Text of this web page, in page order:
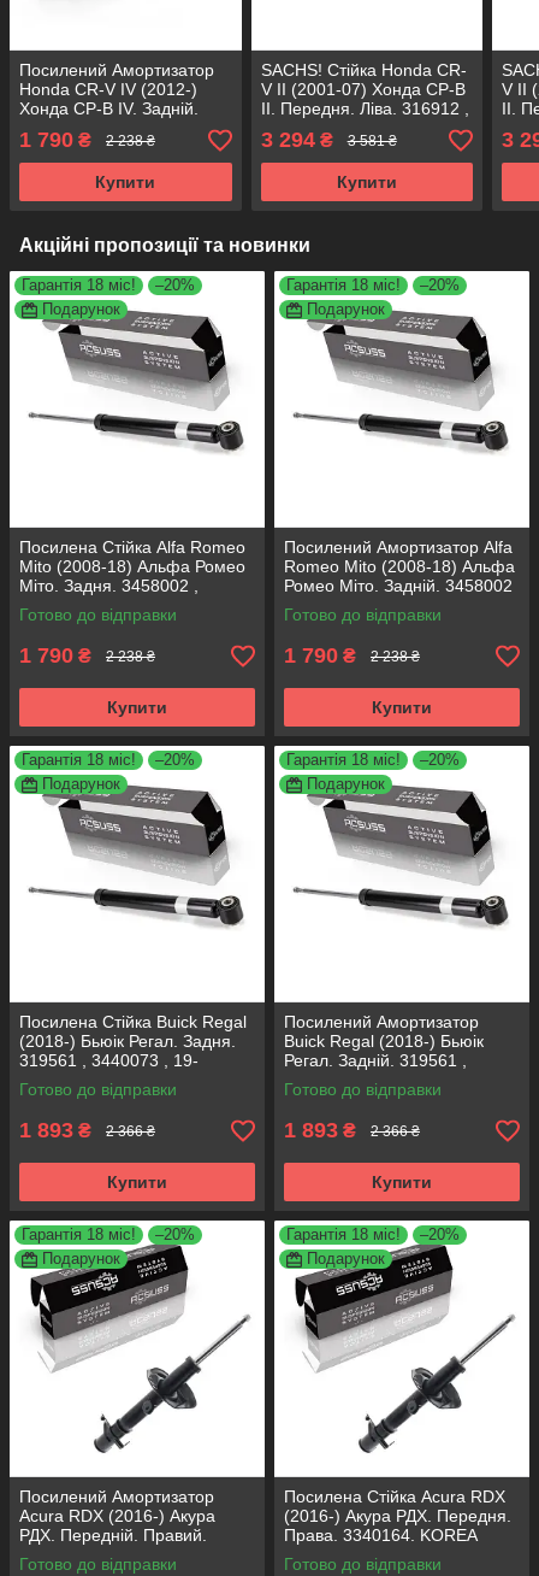
Посилений Амортизатор
Honda CR-V IV (2012-)
Хонда СР-В IV. Задній.
316881 , 3410047 KOREA
Аксусс!
1 790 ₴ 2 238 ₴
Купити
SACHS! Стійка Honda CR-
V II (2001-07) Хонда СР-В
II. Передня. Ліва. 316912 ,
331051 САКС
3 294₴ 3 581 ₴
Купити
V II
II.
3
Акційні пропозиції та новинки
Гарантія 18 міс!
–20%
Подарунок
Посилена Стійка Alfa Romeo
Mito (2008-18) Альфа Ромео
Міто. Задня. 3458002 ,
317722. KOREA Аксусс!
Готово до відправки
1 790 ₴ 2 238 ₴
Купити
Гарантія 18 міс!
–20%
Подарунок
Посилений Амортизатор Alfa
Romeo Mito (2008-18) Альфа
Ромео Міто. Задній. 3458002
, 317722. KOREA Аксусс!
Готово до відправки
1 790 ₴ 2 238 ₴
Купити
Гарантія 18 міс!
–20%
Подарунок
Посилена Стійка Buick Regal
(2018-) Бьюік Регал. Задня.
319561 , 3440073 , 19-
280615. KOREA Аксусс!
Готово до відправки
1 893 ₴ 2 366 ₴
Купити
Гарантія 18 міс!
–20%
Подарунок
Посилений Амортизатор
Buick Regal (2018-) Бьюік
Регал. Задній. 319561 ,
3440073 , 19-280615. KOREA
Аксусс!
Готово до відправки
1 893 ₴ 2 366 ₴
Купити
Гарантія 18 міс!
–20%
Подарунок
Посилений Амортизатор
Acura RDX (2016-) Акура
РДХ. Передній. Правий.
3340164. KOREA Аксусс!
Готово до відправки
Гарантія 18 міс!
–20%
Подарунок
Посилена Стійка Acura RDX
(2016-) Акура РДХ. Передня.
Права. 3340164. KOREA
Аксусс!
Готово до відправки